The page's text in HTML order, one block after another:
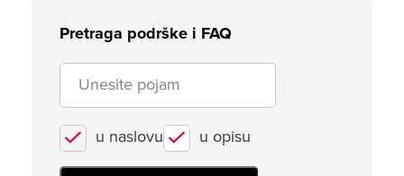
Pretraga podrške i FAQ
u naslovu u opisu